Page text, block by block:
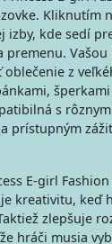
Kliknutím
izby, kde sedí
premenu.
oblečenie z
s
prístupným
E-girl
kreativitu, keď
zlepšuje
hráči musia